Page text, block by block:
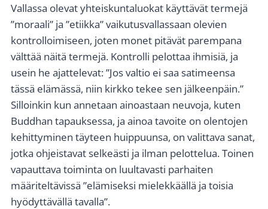
Vallassa olevat yhteiskuntaluokat käyttävät termejä
”moraali” ja ”etiikka” vaikutusvallassaan olevien
kontrolloimiseen, joten monet pitävät parempana
välttää näitä termejä. Kontrolli pelottaa ihmisiä, ja
usein he ajattelevat: ”Jos valtio ei saa satimeensa
tässä elämässä, niin kirkko tekee sen jälkeenpäin.”
Silloinkin kun annetaan ainoastaan neuvoja, kuten
Buddhan tapauksessa, ja ainoa tavoite on olentojen
kehittyminen täyteen huippuunsa, on valittava sanat,
jotka ohjeistavat selkeästi ja ilman pelottelua. Toinen
vapauttava toiminta on luultavasti parhaiten
määriteltävissä ”elämiseksi mielekkäällä ja toisia
hyödyttävällä tavalla”.